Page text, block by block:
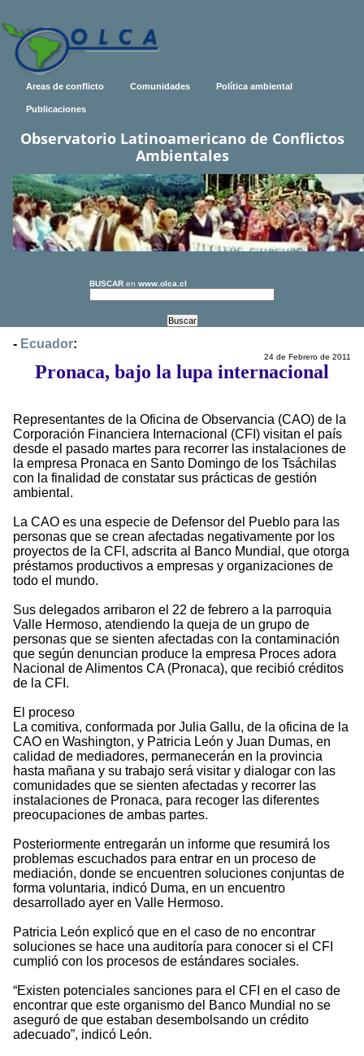
Areas de conflicto Comunidades Política ambiental
Publicaciones
Observatorio Latinoamericano de Conflictos
Ambientales
BUSCAR en www.olca.cl
- Ecuador:
24 de Febrero de 2011
Pronaca, bajo la lupa internacional
Representantes de la Oficina de Observancia (CAO) de la
Corporación Financiera Internacional (CFI) visitan el país
desde el pasado martes para recorrer las instalaciones de
la empresa Pronaca en Santo Domingo de los Tsáchilas
con la finalidad de constatar sus prácticas de gestión
ambiental.
La CAO es una especie de Defensor del Pueblo para las
personas que se crean afectadas negativamente por los
proyectos de la CFI, adscrita al Banco Mundial, que otorga
préstamos productivos a empresas y organizaciones de
todo el mundo.
Sus delegados arribaron el 22 de febrero a la parroquia
Valle Hermoso, atendiendo la queja de un grupo de
personas que se sienten afectadas con la contaminación
que según denuncian produce la empresa Proces adora
Nacional de Alimentos CA (Pronaca), que recibió créditos
de la CFI.
El proceso
La comitiva, conformada por Julia Gallu, de la oficina de la
CAO en Washington, y Patricia León y Juan Dumas, en
calidad de mediadores, permanecerán en la provincia
hasta mañana y su trabajo será visitar y dialogar con las
comunidades que se sienten afectadas y recorrer las
instalaciones de Pronaca, para recoger las diferentes
preocupaciones de ambas partes.
Posteriormente entregarán un informe que resumirá los
problemas escuchados para entrar en un proceso de
mediación, donde se encuentren soluciones conjuntas de
forma voluntaria, indicó Duma, en un encuentro
desarrollado ayer en Valle Hermoso.
Patricia León explicó que en el caso de no encontrar
soluciones se hace una auditoría para conocer si el CFI
cumplió con los procesos de estándares sociales.
“Existen potenciales sanciones para el CFI en el caso de
encontrar que este organismo del Banco Mundial no se
aseguró de que estaban desembolsando un crédito
adecuado”, indicó León.